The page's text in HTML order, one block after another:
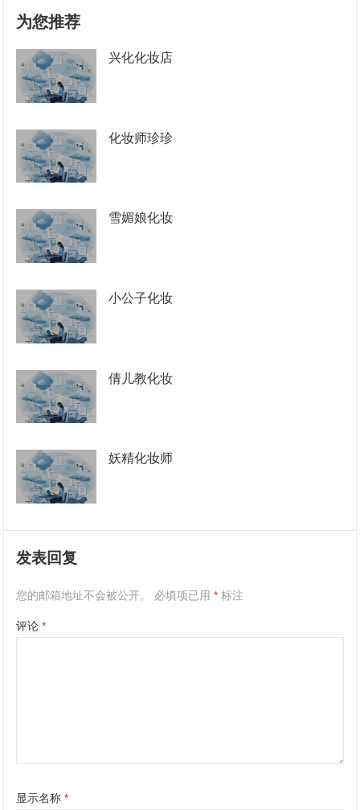
为您推荐
兴化化妆店
化妆师珍珍
雪媚娘化妆
小公子化妆
倩儿教化妆
妖精化妆师
发表回复
您的邮箱地址不会被公开。 必填项已用* 标注
评论*
显示名称*